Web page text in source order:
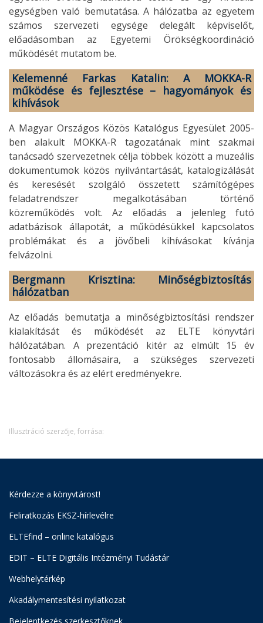
egységben való bemutatása. A hálózatba az egyetem
számos szervezeti egysége delegált képviselőt,
előadásomban az Egyetemi Örökségkoordináció
működését mutatom be.
Kelemenné Farkas Katalin: A MOKKA-R
működése és fejlesztése – hagyományok és
kihívások
A Magyar Országos Közös Katalógus Egyesület 2005-
ben alakult MOKKA-R tagozatának mint szakmai
tanácsadó szervezetnek célja többek között a muzeális
dokumentumok közös nyilvántartását, katalogizálását
és keresését szolgáló összetett számítógépes
feladatrendszer megalkotásában történő
közreműködés volt. Az előadás a jelenleg futó
adatbázisok állapotát, a működésükkel kapcsolatos
problémákat és a jövőbeli kihívásokat kívánja
felvázolni.
Bergmann Krisztina: Minőségbiztosítás
hálózatban
Az előadás bemutatja a minőségbiztosítási rendszer
kialakítását és működését az ELTE könyvtári
hálózatában. A prezentáció kitér az elmúlt 15 év
fontosabb állomásaira, a szükséges szervezeti
változásokra és az elért eredményekre.
Illusztráció szerzője, forrása:
Kérdezze a könyvtárost!
Feliratkozás EKSZ-hírlevélre
ELTEfind – online katalógus
EDIT – ELTE Digitális Intézményi Tudástár
Webhelytérkép
Akadálymentesítési nyilatkozat